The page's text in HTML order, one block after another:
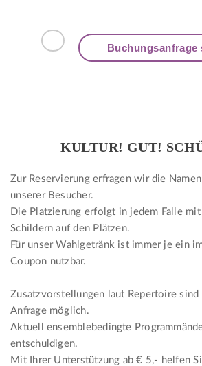
KULTUR! GUT!
Zur Reservierung erfragen wir die
unserer Besucher.
Die Platzierung erfolgt in jedem Falle
Schildern auf den Plätzen.
Für unser Wahlgetränk ist immer je ein
Coupon nutzbar.
Zusatzvorstellungen laut Repertoire sind
Anfrage möglich.
Aktuell ensemblebedingte
entschuldigen.
Mit Ihrer Unterstützung ab € 5,- helfen